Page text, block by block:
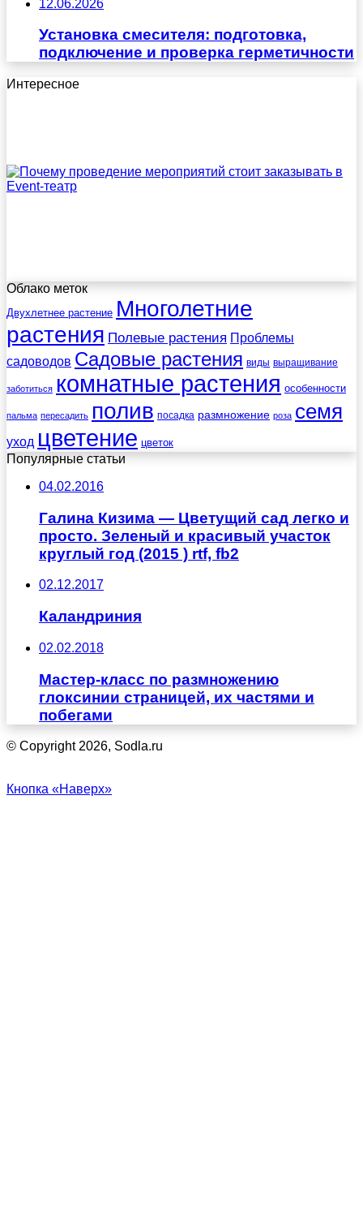
12.06.2026
Установка смесителя: подготовка,
подключение и проверка герметичности
Интересное
Облако меток
Двухлетнее растение Многолетние
растения Полевые растения Проблемы
садоводов Садовые растения виды выращивание
заботиться комнатные растения особенности
пальма пересадить полив посадка размножение роза семя
уход цветение цветок
Популярные статьи
04.02.2016
Галина Кизима — Цветущий сад легко и
просто. Зеленый и красивый участок
круглый год (2015 ) rtf, fb2
02.12.2017
Каландриния
02.02.2018
Мастер-класс по размножению
глоксинии страницей, их частями и
побегами
© Copyright 2026, Sodla.ru
Кнопка «Наверх»